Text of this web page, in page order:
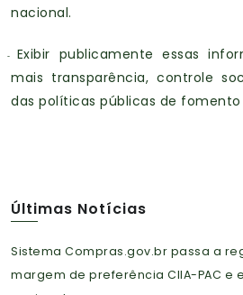
nacional.
Exibir publicamente essas
mais transparência, controle
das políticas públicas de
Últimas Notícias
Sistema Compras.gov.br passa a
margem de preferência CIIA-PAC e